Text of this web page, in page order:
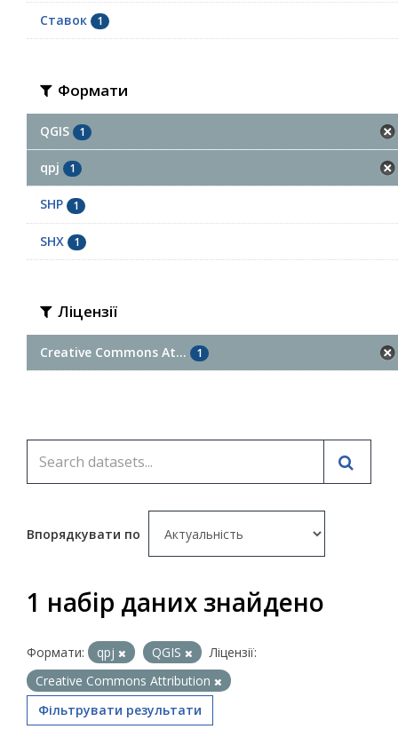
Ставок 1
Формати
QGIS 1
qpj 1
SHP 1
SHX 1
Ліцензії
Creative Commons At... 1
Впорядкувати по
1 набір даних знайдено
Формати: qpj QGIS
Ліцензії:
Creative Commons Attribution
Фільтрувати результати